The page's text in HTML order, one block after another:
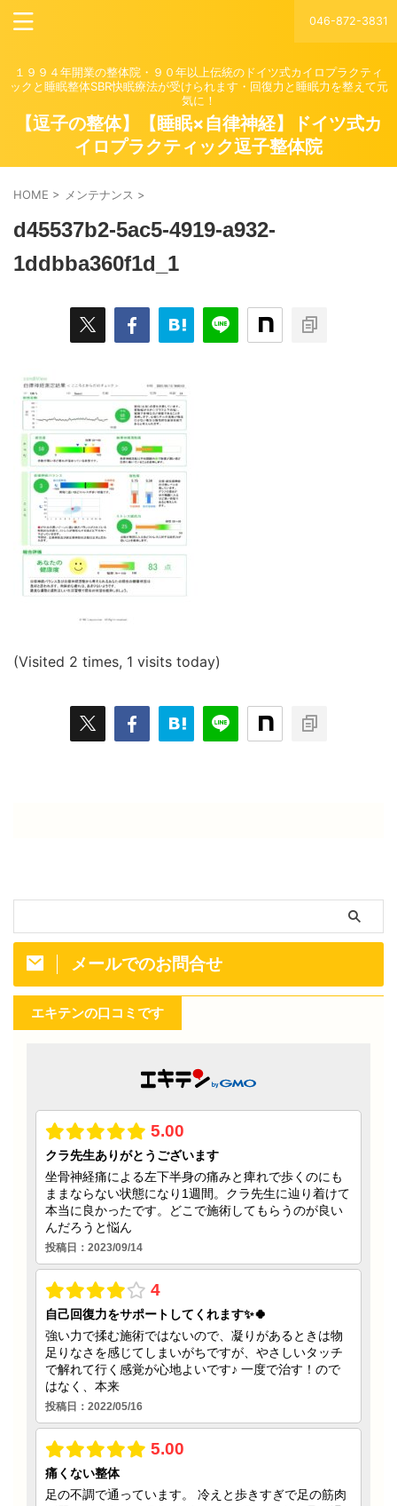
046-872-3831
１９９４年開業の整体院・９０年以上伝統のドイツ式カイロプラクティ
ックと睡眠整体SBR快眠療法が受けられます・回復力と睡眠力を整えて元
気に！
【逗子の整体】【睡眠×自律神経】ドイツ式カ
イロプラクティック逗子整体院
HOME > メンテナンス >
d45537b2-5ac5-4919-a932-
1ddbba360f1d_1
(Visited 2 times, 1 visits today)
メールでのお問合せ
エキテンの口コミです